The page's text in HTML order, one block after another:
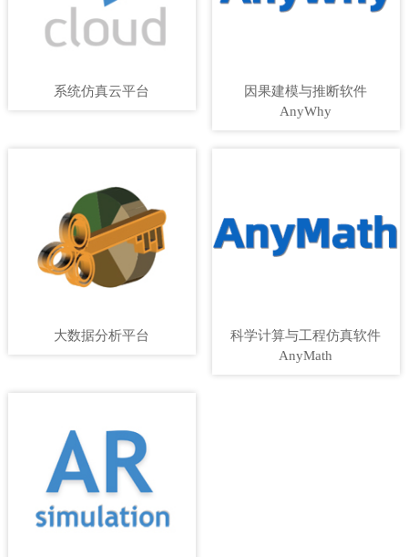
系统仿真云平台
因果建模与推断软件
AnyWhy
大数据分析平台
科学计算与工程仿真软件
AnyMath